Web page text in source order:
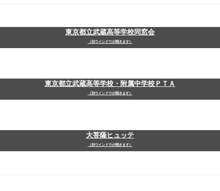
東京都立武蔵高等学校同窓会
（別ウインドウが開きます）
東京都立武蔵高等学校・附属中学校ＰＴＡ
（別ウインドウが開きます）
大菩薩ヒュッテ
（別ウインドウが開きます）